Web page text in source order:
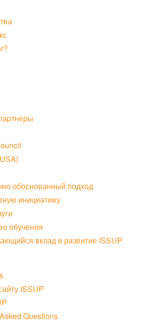
обоснованный подход
инициативу
обучения
вклад в развитие ISSUP
ISSUP
Questions